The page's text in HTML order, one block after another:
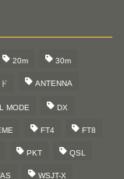
20m 30m
ANTENNA
MODE DX
FT4 FT8
PKT QSL
WSJT-X